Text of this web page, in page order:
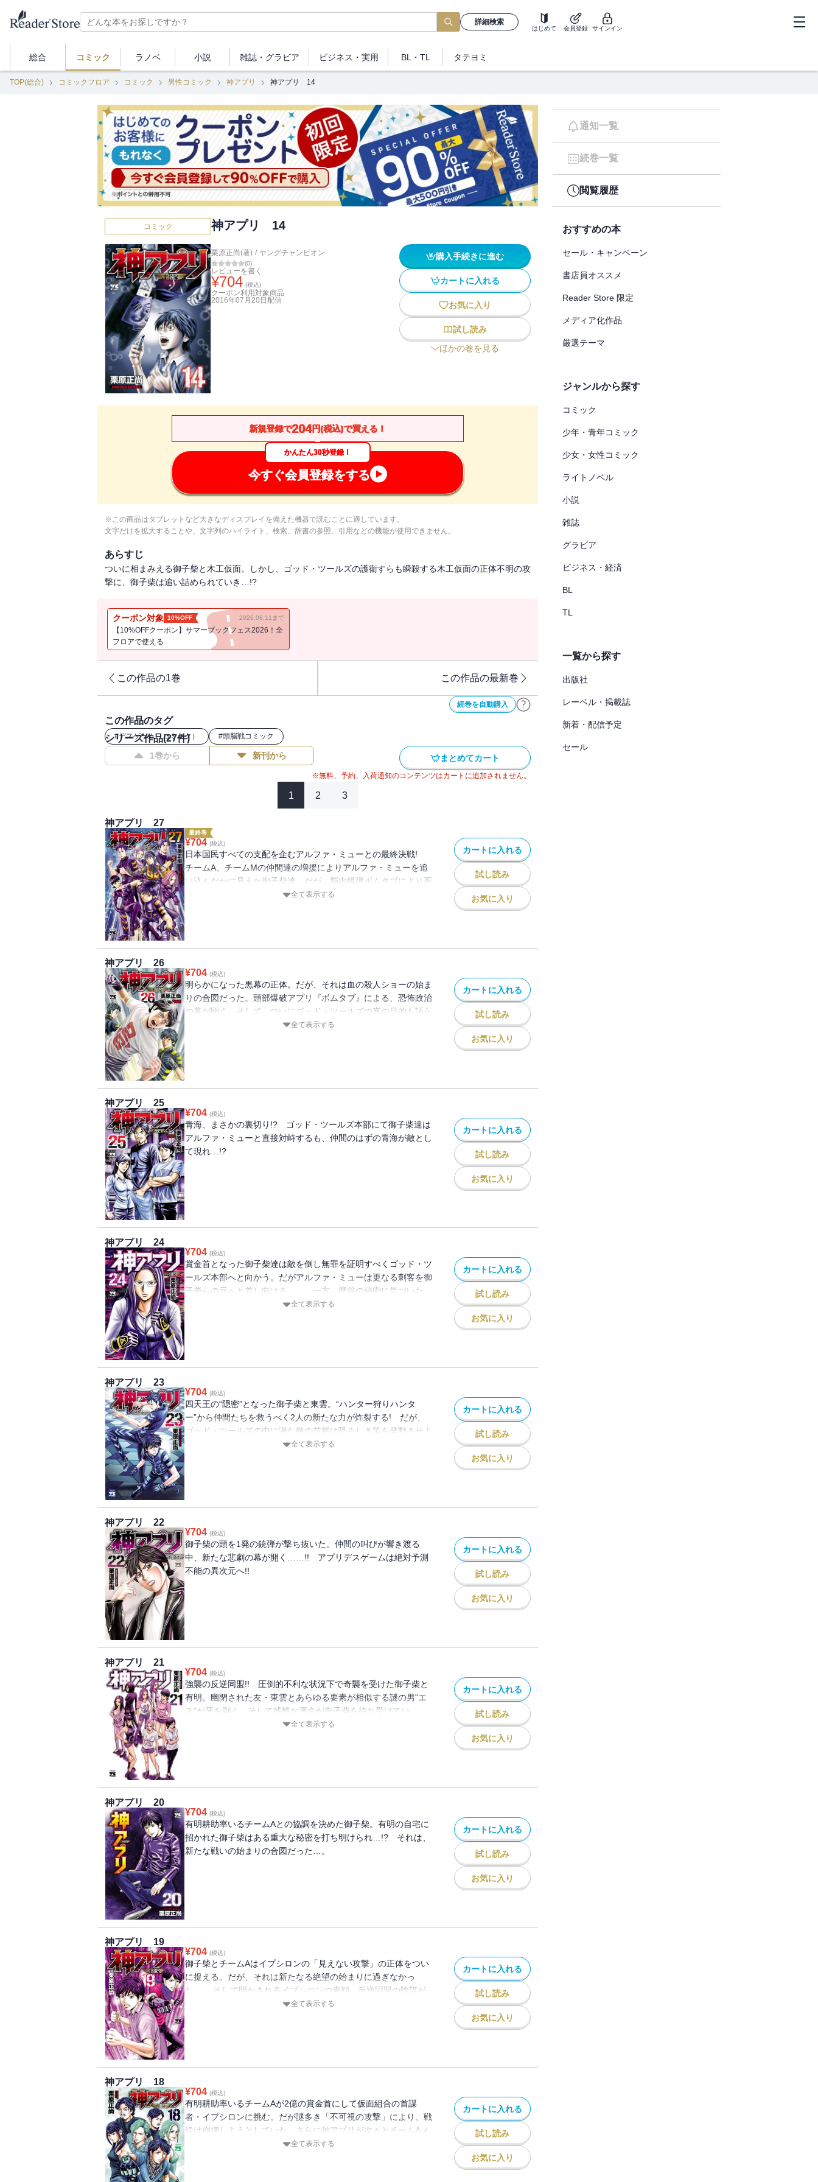
詳細検索
はじめて 会員登録 サインイン
総合 コミック ラノベ 小説 雑誌・ グラビア ビジネス ・実用 BL・TL タテヨミ
TOP(総合) コミックフロア コミック 男性コミック 神アプリ 神アプリ 14
コミック 神アプリ 14
栗原正尚(著) / ヤングチャンピオン
(0)
レビューを書く
¥704 (税込)
クーポン利用対象商品
2016年07月20日 配信
購入手続きに進む
カートに入れる
お気に入り
試し読み
ほかの巻を見る
新規登録で204円(税込)で買える！
かんたん30秒登録！
今すぐ会員登録をする
※この商品はタブレットなど大きなディスプレイを備えた機器で読むことに適しています。
文字だけを拡大することや、文字列のハイライト、検索、辞書の参照、引用などの機能が使用できません。
あらすじ
ついに相まみえる御子柴と木工仮面。しかし、ゴッド・ツールズの護衛すらも瞬殺する木工仮面の正体不明の攻
撃に、御子柴は追い詰められていき…!?
クーポン対象 10%OFF 2026.08.11まで
【10%OFFクーポン】サマーブックフェス2026！全
フロアで使える
この作品の1巻 この作品の最新巻
続巻を自動購入
この作品のタグ
#デスゲーム（コミック） #頭脳戦コミック
シリーズ作品(27件)
1巻から 新刊から まとめてカート
※無料、予約、入荷通知のコンテンツはカートに追加されません。
1 2 3
神アプリ 27
最終巻
¥704 (税込)
日本国民すべての支配を企むアルファ・ミューとの最終決戦!
チームA、チームMの仲間達の増援によりアルファ・ミューを追
い込んだかに見えた御子柴達。だが、脳内爆弾ボムタブにより死
者が……。さらに恐怖はそれだけでは終わらず、被害は増してい
全て表示する
カートに入れる
試し読み
お気に入り
神アプリ 26
¥704 (税込)
明らかになった黒幕の正体。だが、それは血の殺人ショーの始ま
りの合図だった。頭部爆破アプリ『ボムタブ』による、恐怖政治
の幕が開く。そして、ついにゴッド・ツールズの真の目的も語ら
全て表示する
カートに入れる
試し読み
お気に入り
神アプリ 25
¥704 (税込)
青海、まさかの裏切り!? ゴッド・ツールズ本部にて御子柴達は
アルファ・ミューと直接対峙するも、仲間のはずの青海が敵とし
て現れ…!?
カートに入れる
試し読み
お気に入り
神アプリ 24
¥704 (税込)
賞金首となった御子柴達は敵を倒し無罪を証明すべくゴッド・ツ
ールズ本部へと向かう。だがアルファ・ミューは更なる刺客を御
子柴らの元へと差し向ける……。一方、歴谷の秘密に気づいた
「伝説のハンター」美杉はゴッド・ツールズ内で単身戦闘を開始
全て表示する
カートに入れる
試し読み
お気に入り
神アプリ 23
¥704 (税込)
四天王の“隠密”となった御子柴と東雲。“ハンター狩りハンタ
ー”から仲間たちを救うべく2人の新たな力が炸裂する! だが、
ゴッド・ツールズの中に潜む敵の首魁は恐ろしき策を発動させよ
全て表示する
カートに入れる
試し読み
お気に入り
神アプリ 22
¥704 (税込)
御子柴の頭を1発の銃弾が撃ち抜いた。仲間の叫びが響き渡る
中、新たな悲劇の幕が開く……!! アプリデスゲームは絶対予測
不能の異次元へ!!
カートに入れる
試し読み
お気に入り
神アプリ 21
¥704 (税込)
強襲の反逆同盟!! 圧倒的不利な状況下で奇襲を受けた御子柴と
有明。幽閉された友・東雲とあらゆる要素が相似する謎の男“エ
ス”が牙を剥く。そして残酷な運命が御子柴を待ち受けてい
全て表示する
カートに入れる
試し読み
お気に入り
神アプリ 20
¥704 (税込)
有明耕助率いるチームAとの協調を決めた御子柴。有明の自宅に
招かれた御子柴はある重大な秘密を打ち明けられ…!? それは、
新たな戦いの始まりの合図だった…。
カートに入れる
試し読み
お気に入り
神アプリ 19
¥704 (税込)
御子柴とチームAはイプシロンの「見えない攻撃」の正体をつい
に捉える。だが、それは新たなる絶望の始まりに過ぎなかっ
た…。 そして明かされるイプシロンの素顔。反逆同盟の陰謀が
全て表示する
カートに入れる
試し読み
お気に入り
神アプリ 18
¥704 (税込)
有明耕助率いるチームAが2億の賞金首にして仮面組合の首謀
者・イプシロンに挑む。だが謎多き「不可視の攻撃」により、戦
線は崩壊しようとしていた。さらに神アプリが次々とチームAメ
ンバーの「死亡フラグ」を示し始める……!!
全て表示する
カートに入れる
試し読み
お気に入り
通知一覧
続巻一覧
閲覧履歴
おすすめの本
セール・キャンペーン
書店員オススメ
Reader Store 限定
メディア化作品
厳選テーマ
ジャンルから探す
コミック
少年・青年コミック
少女・女性コミック
ライトノベル
小説
雑誌
グラビア
ビジネス・経済
BL
TL
一覧から探す
出版社
レーベル・掲載誌
新着・配信予定
セール